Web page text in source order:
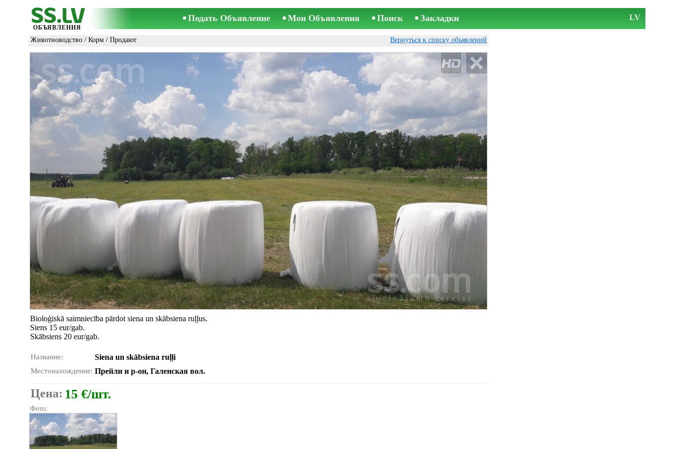
ОБЪЯВЛЕНИЯ
Подать Объявление Мои Объявления Поиск Закладки LV
Животноводство / Корм / Продают Вернуться к списку объявлений
Bioloģiskā saimniecība pārdot siena un skābsiena ruļļus.
Siens 15 eur/gab.
Skābsiens 20 eur/gab.
Название: Siena un skābsiena ruļļi
Местонахождение: Прейли и р-он, Галенская вол.
Цена: 15 €/шт.
Фото: